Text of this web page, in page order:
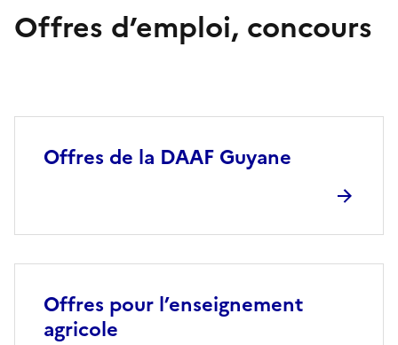
Offres d’emploi, concours
Offres de la DAAF Guyane
Offres pour l’enseignement
agricole